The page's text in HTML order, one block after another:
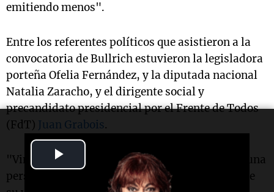
Video
emitiendo menos".
Entre los referentes políticos que asistieron a la
convocatoria de Bullrich estuvieron la legisladora
porteña Ofelia Fernández, y la diputada nacional
Natalia Zaracho, y el dirigente social y
precandidato presidencial por el Frente de Todos
(FdT) Juan Grabois.
"Vimos una convocatoria sincera, humana, de una
persona que está pasando un momento difícil de